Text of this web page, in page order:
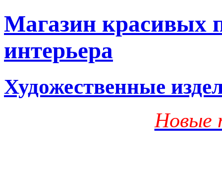
Магазин красивых
интерьера
Художественные
Новые